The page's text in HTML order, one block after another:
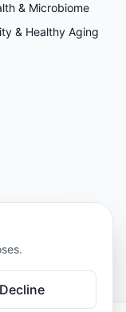
& Microbiome
& Healthy Aging
editorial.
Decline